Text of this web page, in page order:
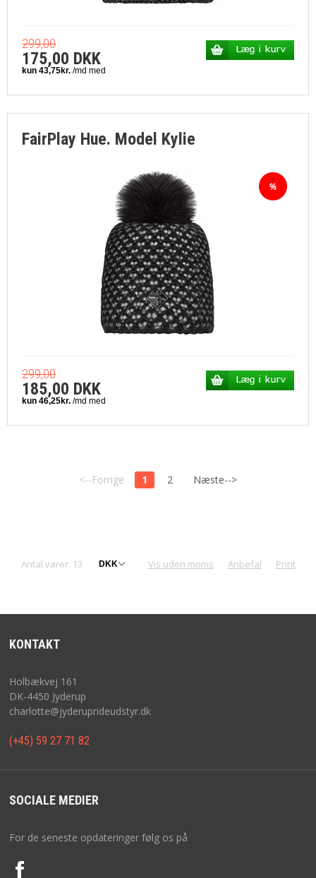
299,00
175,00 DKK
FairPlay Hue. Model Kylie
299,00
185,00 DKK
<--Forrige 1 2 Næste-->
Antal varer: 13 Vis uden moms Anbefal Print
KONTAKT
Holbækvej 161
DK-4450 Jyderup
charlotte@jyderuprideudstyr.dk
(+45) 59 27 71 82
SOCIALE MEDIER
For de seneste opdateringer følg os på